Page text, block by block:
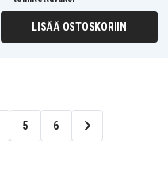
LISÄÄ OSTOSKORIIN
5 6